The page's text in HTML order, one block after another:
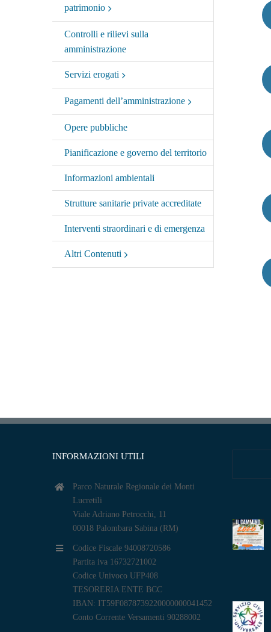
patrimonio
Controlli e rilievi sulla
amministrazione
Servizi erogati
Pagamenti dell’amministrazione
Opere pubbliche
Pianificazione e governo del territorio
Informazioni ambientali
Strutture sanitarie private accreditate
Interventi straordinari e di emergenza
Altri Contenuti
INFORMAZIONI UTILI
Parco Naturale Regionale dei Monti
Lucretili
Viale Adriano Petrocchi, 11
00018 Palombara Sabina (RM)
Codice Fiscale 94008720586
Partita iva 16732721002
Codice Univoco UFP408
TESORERIA ENTE BCC
IBAN: IT59F0878739220000000041452
Conto Corrente Versamenti 90288002